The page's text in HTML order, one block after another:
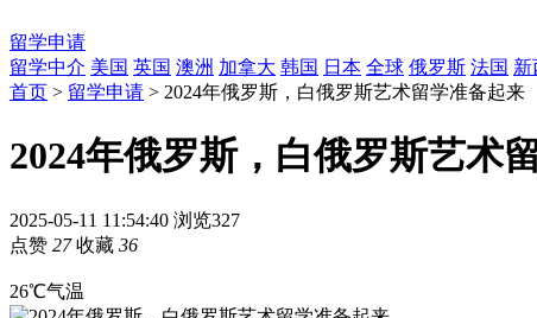
留学申请
留学中介 美国 英国 澳洲 加拿大 韩国 日本 全球 俄罗斯 法国 新
首页 > 留学申请 > 2024年俄罗斯，白俄罗斯艺术留学准备起来
2024年俄罗斯，白俄罗斯艺术
2025-05-11 11:54:40 浏览327
点赞 27 收藏 36
26℃气温